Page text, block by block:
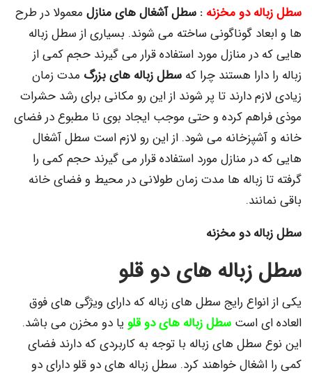
دو مخزنه: سطل آشغال های منازلمعمولا در طرح
گوناگونی ساخته می شوند. بسیاری از سطل زباله
منازل مورد استفاده قرار می گیرند حجم کمی از
دارا هستند چرا کهسطل زباله های بزرگمدت زمان
دارند تا پر شوند از این رو مکانی برای رشد حشرات
کرده و حتی موجب ایجاد بوی نا مطبوع در فضای
می شود. از این رو لازم است سطل آشغال
منازل مورد استفاده قرار می گیرند حجم کمی را
زباله ها مدت زمان طولانی در محیط و فضای خانه
دو مخزنه
های دو قلو
رایج سطل های زباله که دارای ویژگی های فوق
استسطل زباله های دو قلویا دو مخزن می باشد.
های زباله با توجه به کاربردی که دارند فضای
خواهند کرد. سطل زباله های دو قلو دارای دو